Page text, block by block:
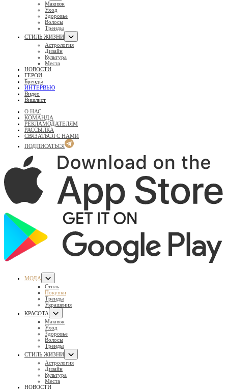
Макияж
Уход
Здоровье
Волосы
Тренды
СТИЛЬ ЖИЗНИ
Астрология
Дизайн
Культура
Места
НОВОСТИ
ГЕРОИ
Бренды
ИНТЕРВЬЮ
Видео
Вишлист
О НАС
КОМАНДА
РЕКЛАМОДАТЕЛЯМ
РАССЫЛКА
СВЯЗАТЬСЯ С НАМИ
ПОДПИСАТЬСЯ
МОДА
Стиль
Покупки
Тренды
Украшения
КРАСОТА
Макияж
Уход
Здоровье
Волосы
Тренды
СТИЛЬ ЖИЗНИ
Астрология
Дизайн
Культура
Места
НОВОСТИ